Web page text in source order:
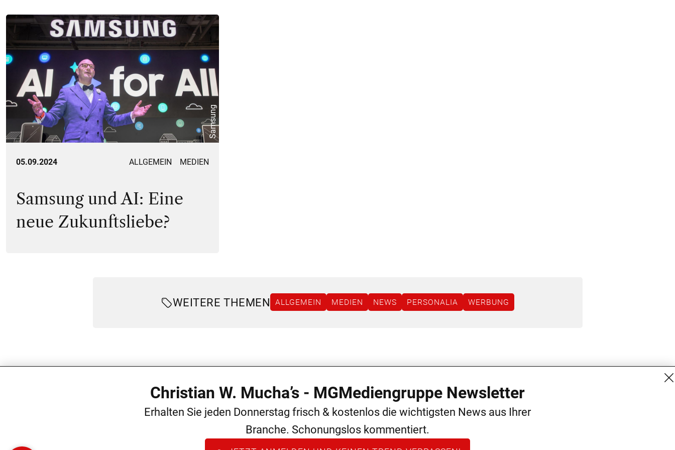
Samsung
05.09.2024 ALLGEMEIN MEDIEN
Samsung und AI: Eine
neue Zukunftsliebe?
WEITERE THEMEN ALLGEMEIN MEDIEN NEWS PERSONALIA WERBUNG
Burgring 1/7
Christian W. Mucha’s - MGMediengruppe Newsletter
Erhalten Sie jeden Donnerstag frisch & kostenlos die wichtigsten News aus Ihrer
Branche. Schonungslos kommentiert.